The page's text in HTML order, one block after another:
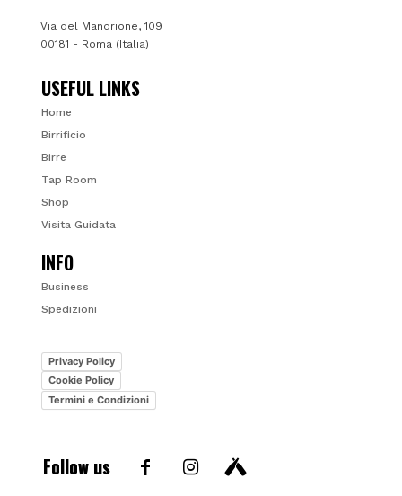
Via del Mandrione, 109
00181 - Roma (Italia)
USEFUL LINKS
Home
Birrificio
Birre
Tap Room
Shop
Visita Guidata
INFO
Business
Spedizioni
Privacy Policy
Cookie Policy
Termini e Condizioni
Follow us